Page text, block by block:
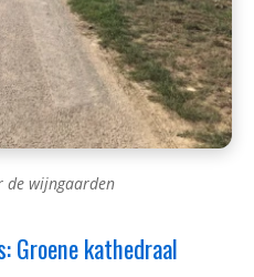
de wijngaarden
Groene kathedraal